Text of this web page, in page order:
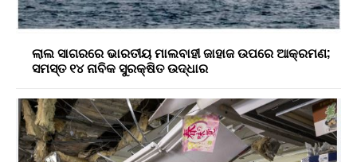
ଲାଲ ସାଗରରେ ଭାରତୀୟ ମାଲବାହୀ ଜାହାଜ ଉପରେ ଆକ୍ରମଣ;
ସମସ୍ତ ୧୪ ନାବିକ ସୁରକ୍ଷିତ ଉଦ୍ଧାର